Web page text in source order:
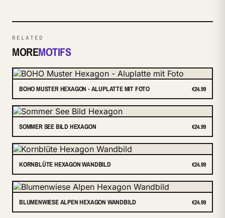
RELATED
MOREMOTIFS
BOHO MUSTER HEXAGON - ALUPLATTE MIT FOTO €24.99
SOMMER SEE BILD HEXAGON €24.99
KORNBLÜTE HEXAGON WANDBILD €24.99
BLUMENWIESE ALPEN HEXAGON WANDBILD €24.99